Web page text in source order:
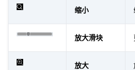
缩小
放大滑块
放大